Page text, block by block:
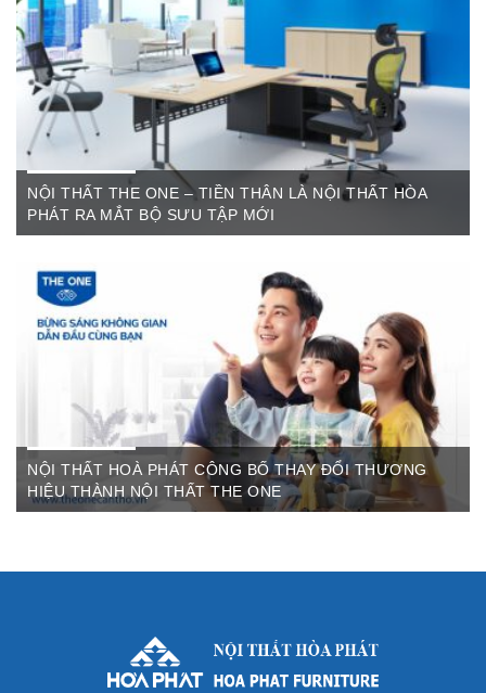
các sản phẩm như: Bàn văn phòng, ghế xoay văn phòng, tủ hồ
sơ, két sắt,…Của cty CP Nội Thất Hòa Phát( Nội thất The
One) có địa ...
NỘI THẤT THE ONE – TIỀN THÂN LÀ NỘI THẤT HÒA
PHÁT RA MẮT BỘ SƯU TẬP MỚI
The One Cần Thơ Thông báo về việc thay đổi thương hiệu Nội
Thất Hòa Phát Ngày ...
NỘI THẤT HOÀ PHÁT CÔNG BỐ THAY ĐỔI THƯƠNG
HIỆU THÀNH NỘI THẤT THE ONE